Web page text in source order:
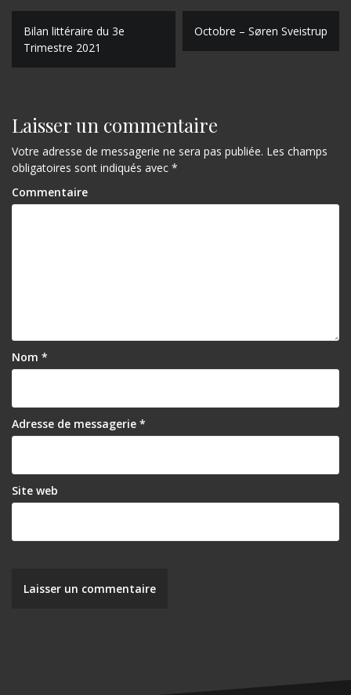
N
a
i
g
a
t
l
’
a
r
i
c
l
Bilan littéraire du 3e
Trimestre 2021
Octobre – Søren Sveistrup
Laisser un commentaire
Votre adresse de messagerie ne sera pas publiée. Les champs
obligatoires sont indiqués avec *
Commentaire
Nom *
Adresse de messagerie *
Site web